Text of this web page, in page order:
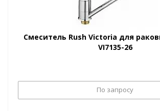
Смеситель Rush Victoria для
VI7135-26
По запросу